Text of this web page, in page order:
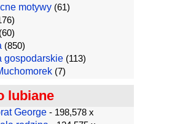
motywy(61)
(60)
(850)
gospodarskie(113)
(7)
lubiane
George- 198,578 x